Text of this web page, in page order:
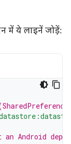
में ये लाइनें जोड़ें:
Android